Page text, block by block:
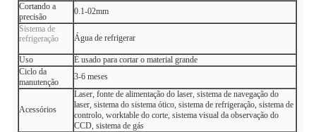
Cortando a
precisão
0.1-02mm
Sistema de
refrigeração
Água de refrigerar
Uso
É usado para cortar o material grande
Ciclo da
manutenção
3-6 meses
Acessórios
Laser, fonte de alimentação do laser, sistema de navegação do
laser, sistema do sistema ótico, sistema de refrigeração, sistema de
controlo, worktable do corte, sistema visual da observação do
CCD, sistema de gás